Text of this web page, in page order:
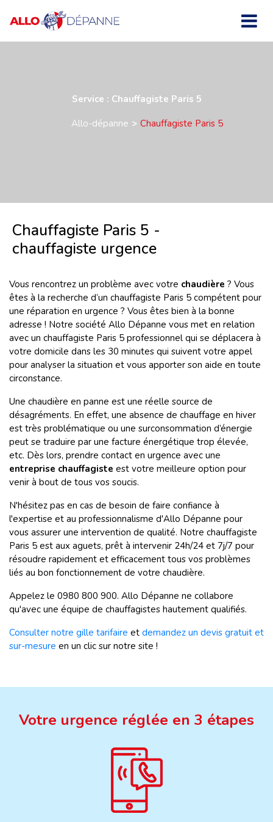
Service : Chauffagiste Paris 5
Allo-dépanne
Chauffagiste Paris 5
Chauffagiste Paris 5 -
chauffagiste urgence
Vous rencontrez un problème avec votre chaudière ? Vous
êtes à la recherche d’un chauffagiste Paris 5 compétent pour
une réparation en urgence ? Vous êtes bien à la bonne
adresse ! Notre société Allo Dépanne vous met en relation
avec un chauffagiste Paris 5 professionnel qui se déplacera à
votre domicile dans les 30 minutes qui suivent votre appel
pour analyser la situation et vous apporter son aide en toute
circonstance.
Une chaudière en panne est une réelle source de
désagréments. En effet, une absence de chauffage en hiver
est très problématique ou une surconsommation d’énergie
peut se traduire par une facture énergétique trop élevée,
etc. Dès lors, prendre contact en urgence avec une
entreprise chauffagiste est votre meilleure option pour
venir à bout de tous vos soucis.
N'hésitez pas en cas de besoin de faire confiance à
l'expertise et au professionnalisme d'Allo Dépanne pour
vous assurer une intervention de qualité. Notre chauffagiste
Paris 5 est aux aguets, prêt à intervenir 24h/24 et 7j/7 pour
résoudre rapidement et efficacement tous vos problèmes
liés au bon fonctionnement de votre chaudière.
Appelez le 0980 800 900. Allo Dépanne ne collabore
qu'avec une équipe de chauffagistes hautement qualifiés.
Consulter notre gille tarifaire et demandez un devis gratuit et
sur-mesure en un clic sur notre site !
Votre urgence réglée en 3 étapes